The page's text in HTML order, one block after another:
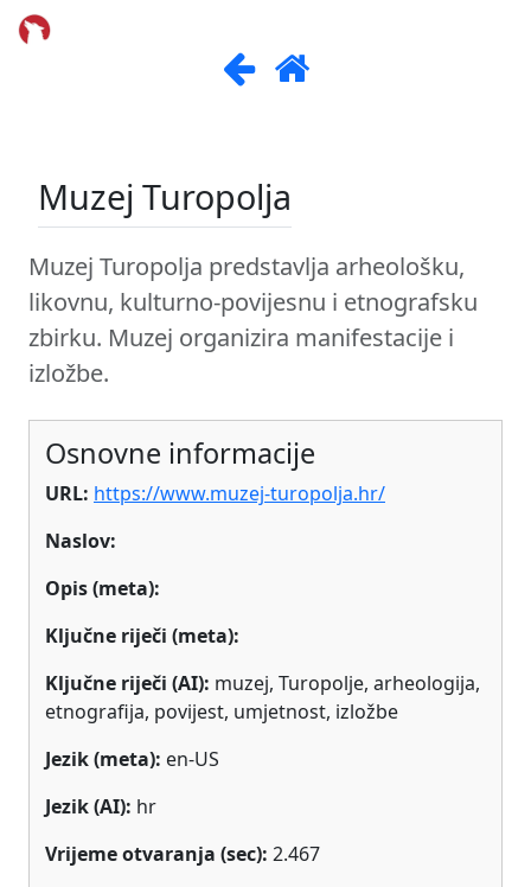
Muzej Turopolja
Muzej Turopolja predstavlja arheološku,
likovnu, kulturno-povijesnu i etnografsku
zbirku. Muzej organizira manifestacije i
izložbe.
Osnovne informacije
URL: https://www.muzej-turopolja.hr/
Naslov:
Opis (meta):
Ključne riječi (meta):
Ključne riječi (AI): muzej, Turopolje, arheologija,
etnografija, povijest, umjetnost, izložbe
Jezik (meta): en-US
Jezik (AI): hr
Vrijeme otvaranja (sec): 2.467